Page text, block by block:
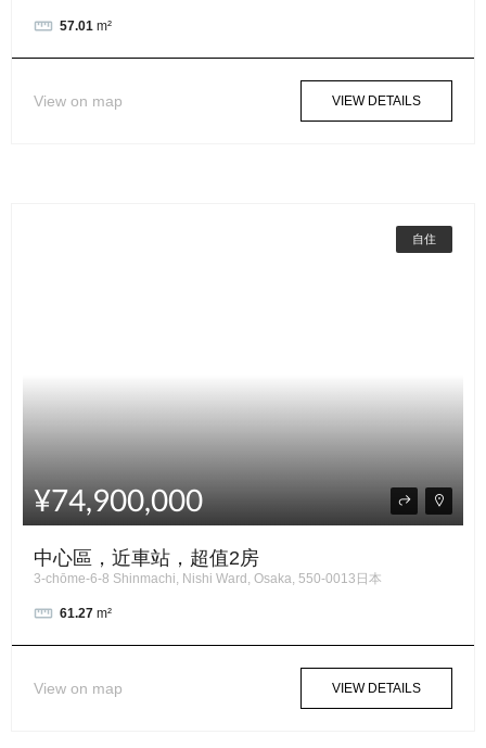
57.01 m²
View on map VIEW DETAILS
自住
¥74,900,000
中心區，近車站，超值2房
3-chōme-6-8 Shinmachi, Nishi Ward, Osaka, 550-0013日本
61.27 m²
View on map VIEW DETAILS